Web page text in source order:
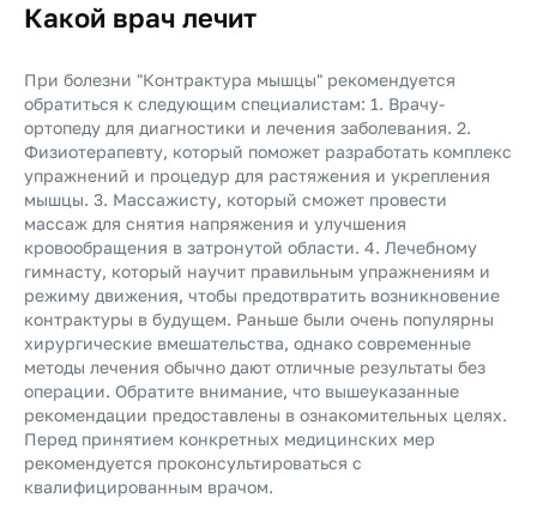
Какой врач лечит
При болезни "Контрактура мышцы" рекомендуется
обратиться к следующим специалистам: 1. Врачу-
ортопеду для диагностики и лечения заболевания. 2.
Физиотерапевту, который поможет разработать комплекс
упражнений и процедур для растяжения и укрепления
мышцы. 3. Массажисту, который сможет провести
массаж для снятия напряжения и улучшения
кровообращения в затронутой области. 4. Лечебному
гимнасту, который научит правильным упражнениям и
режиму движения, чтобы предотвратить возникновение
контрактуры в будущем. Раньше были очень популярны
хирургические вмешательства, однако современные
методы лечения обычно дают отличные результаты без
операции. Обратите внимание, что вышеуказанные
рекомендации предоставлены в ознакомительных целях.
Перед принятием конкретных медицинских мер
рекомендуется проконсультироваться с
квалифицированным врачом.